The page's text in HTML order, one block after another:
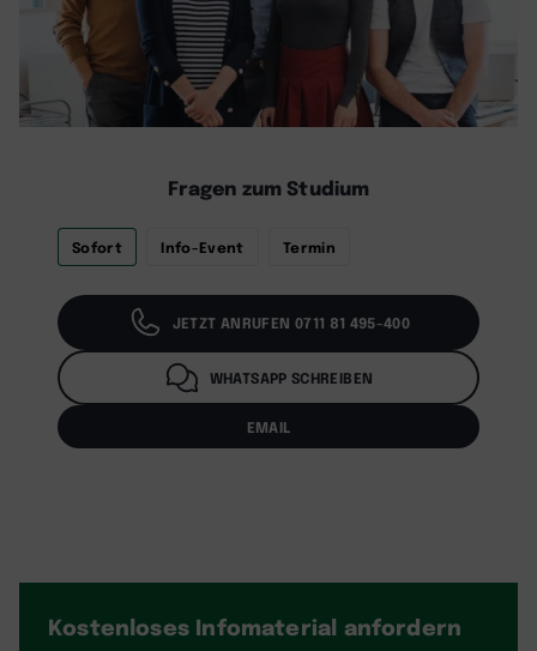
Fragen zum Studium
Sofort Info-Event Termin
JETZT ANRUFEN 0711 81 495-400
WHATSAPP SCHREIBEN
EMAIL
Kostenloses Infomaterial anfordern